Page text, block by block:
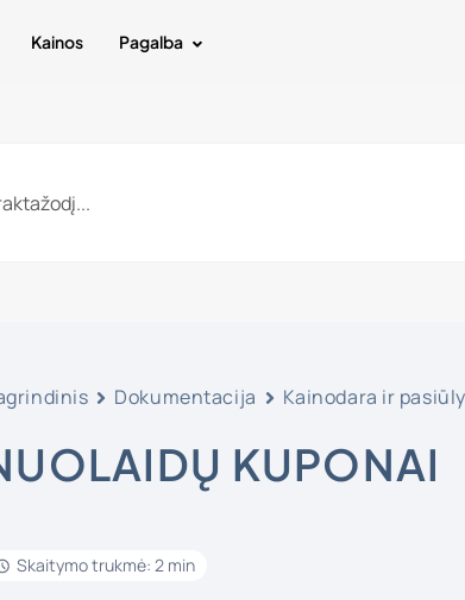
Kainos Pagalba
Dokumentacija Kainodara ir
KUPONAI
Skaitymo trukmė: 2 min